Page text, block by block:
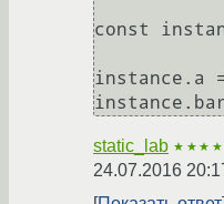
const
instance.a
static_lab
24.07.2016